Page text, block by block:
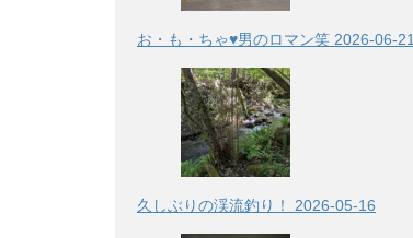
お・も・ちゃ♥男のロマン笑 2026-06-21
久しぶりの渓流釣り！ 2026-05-16